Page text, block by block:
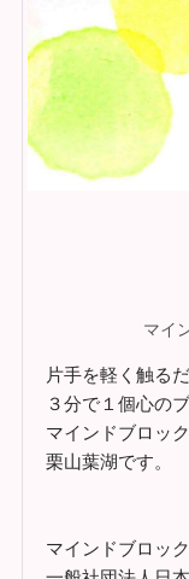
マイ
片手を軽く触る
３分で１個心の
マインドブロッ
栗山葉湖です。
マインドブロッ